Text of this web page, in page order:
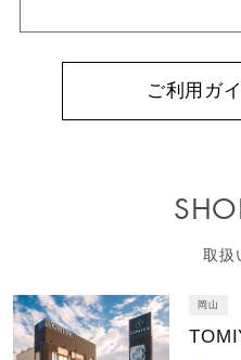
ご利用ガ
取扱
岡山